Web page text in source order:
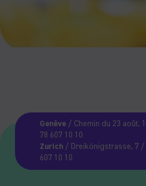
Genève/ Chemin du 23 août,
78 607 10 10
Zurich/ Dreikönigstrasse, 7 /
607 10 10